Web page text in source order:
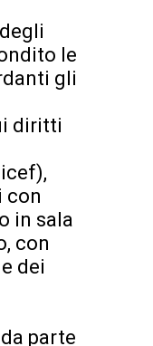
le
gli
diritti
con
in sala
con
dei
parte